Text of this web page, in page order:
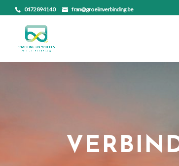
0472 89 41 40 fran@groeiinverbinding.be